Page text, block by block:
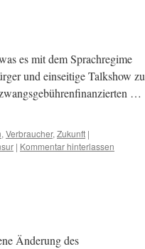
es mit dem Sprachregime
und einseitige Talkshow zu
…
, Verbraucher, Zukunft |
| Kommentar hinterlassen
Änderung des